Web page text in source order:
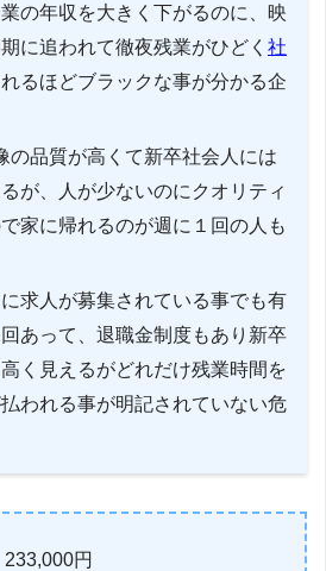
の年収を大きく下がるのに、映
に追われて徹夜残業がひどく 社
るほどブラックな事が分かる企
の品質が高くて新卒社会人には
が、人が少ないのにクオリティ
家に帰れるのが週に１回の人も
求人が募集されている事でも有
あって、退職金制度もあり新卒
く見えるがどれだけ残業時間を
われる事が明記されていない危
円